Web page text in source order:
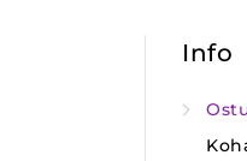
Info